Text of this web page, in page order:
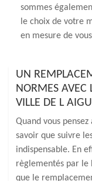
sommes
le choix de votre
en mesure de
UN
NORMES AVEC
VILLE DE L
Quand vous
savoir que suivre
indispensable. En
règlementés par le
que le